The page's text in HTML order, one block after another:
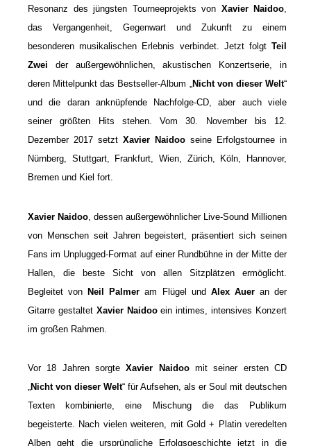
Resonanz des jüngsten Tourneeprojekts von Xavier Naidoo
das Vergangenheit, Gegenwart und Zukunft zu einem
besonderen musikalischen Erlebnis verbindet. Jetzt folgt Teil
Zwei der außergewöhnlichen, akustischen Konzertserie, in
deren Mittelpunkt das Bestseller-Album „
Nicht von dieser Welt“
und die daran anknüpfende Nachfolge-CD, aber auch viele
seiner größten Hits stehen. Vom 30. November bis 12.
Dezember 2017 setzt Xavier Naidoo seine Erfolgstournee in
Nürnberg, Stuttgart, Frankfurt, Wien, Zürich, Köln, Hannover,
Bremen und Kiel fort.
Xavier Naidoo , dessen außergewöhnlicher Live-Sound Millionen
von Menschen seit Jahren begeistert, präsentiert sich seinen
Fans im Unplugged-Format auf einer Rundbühne in der Mitte der
Hallen, die beste Sicht von allen Sitzplätzen ermöglicht.
Begleitet vonNeil Palmer am Flügel und Alex Aueran der
Gitarre gestaltet Xavier Naidooein intimes, intensives Konzert
im großen Rahmen.
Vor 18 Jahren sorgteXavier Naidoomit seiner ersten CD
„Nicht von dieser Welt“ für Aufsehen, als er Soul mit deutschen
Texten kombinierte, eine Mischung die das Publikum
begeisterte. Nach vielen weiteren, mit Gold + Platin veredelten
Alben geht die ursprüngliche Erfolgsgeschichte jetzt in die